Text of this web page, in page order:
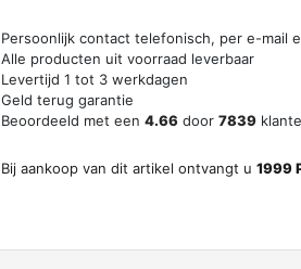
Persoonlijk contact telefonisch, per e-mail
Alle producten uit voorraad leverbaar
Levertijd 1 tot 3 werkdagen
Geld terug garantie
Beoordeeld met een 4.66 door 7839
Bij aankoop van dit artikel ontvangt u 1999